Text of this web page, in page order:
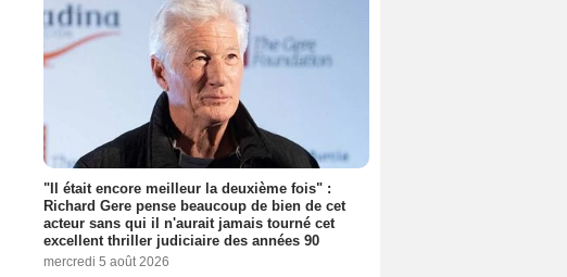
"Il était encore meilleur la deuxième fois" :
Richard Gere pense beaucoup de bien de cet
acteur sans qui il n'aurait jamais tourné cet
excellent thriller judiciaire des années 90
mercredi 5 août 2026